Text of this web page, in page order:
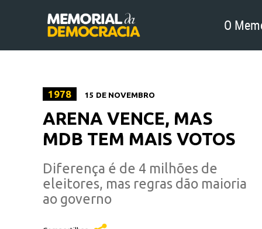
O
1978 15 DE NOVEMBRO
ARENA VENCE, MAS
MDB TEM MAIS VOTOS
Diferença é de 4 milhões de
eleitores, mas regras dão maioria
ao governo